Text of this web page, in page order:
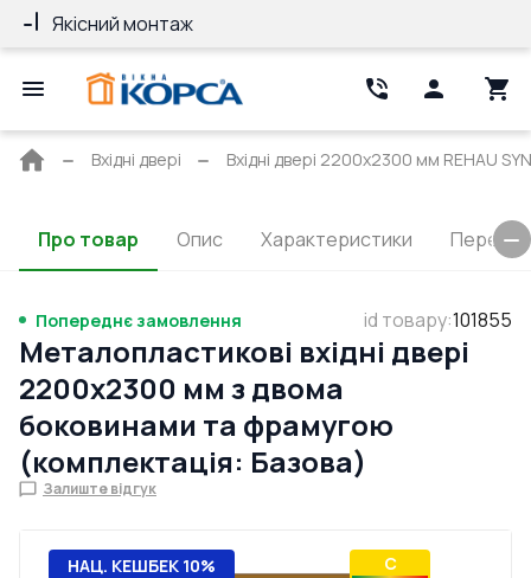
Якісний монтаж
Головна
Вхідні двері Вхідні двері 2200x2300 мм REHAU
Про товар Опис Характеристики
Попереднє замовлення id товару:101855
Металопластикові вхідні двері
2200x2300 мм з двома
боковинами та фрамугою
(комплектація: Базова)
Залиште відгук
НАЦ. КЕШБЕК 10% C